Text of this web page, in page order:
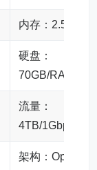
内存：2.5GB
硬盘：
70GB/RAID10
流量：
4TB/1Gbps
架构：OpenVZ